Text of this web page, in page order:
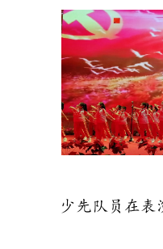
少先队员在表